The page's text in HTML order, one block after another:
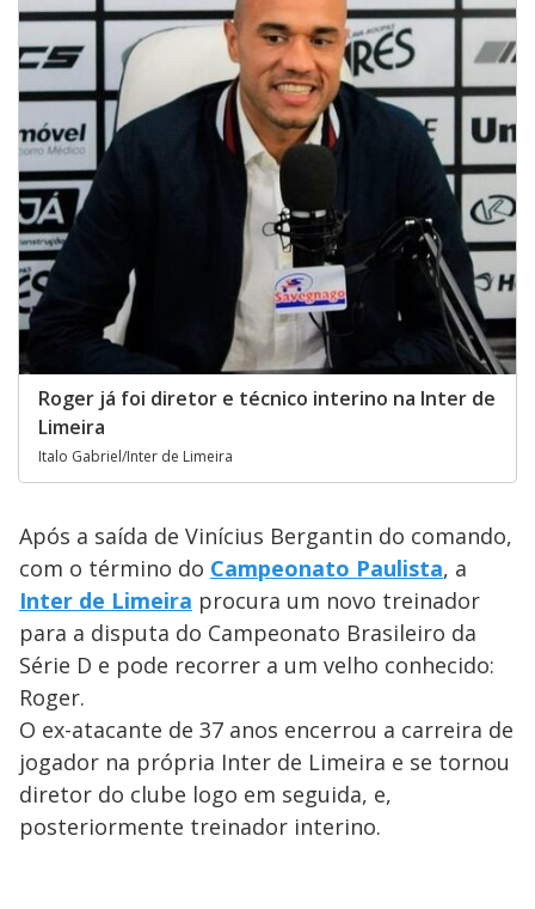
Roger já foi diretor e técnico interino na Inter de
Limeira
Italo Gabriel/Inter de Limeira
Após a saída de Vinícius Bergantin do comando,
com o término do Campeonato Paulista, a
Inter de Limeira procura um novo treinador
para a disputa do Campeonato Brasileiro da
Série D e pode recorrer a um velho conhecido:
Roger.
O ex-atacante de 37 anos encerrou a carreira de
jogador na própria Inter de Limeira e se tornou
diretor do clube logo em seguida, e,
posteriormente treinador interino.